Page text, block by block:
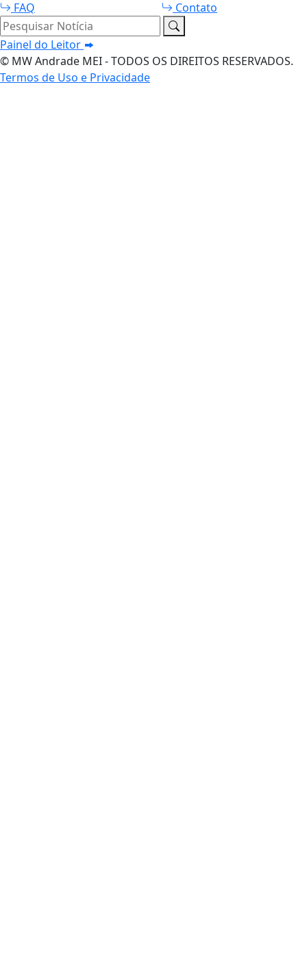
FAQ
Contato
Pesquisar Notícia
Painel do Leitor
© MW Andrade MEI - TODOS OS DIREITOS RESERVADOS.
Termos de Uso e Privacidade